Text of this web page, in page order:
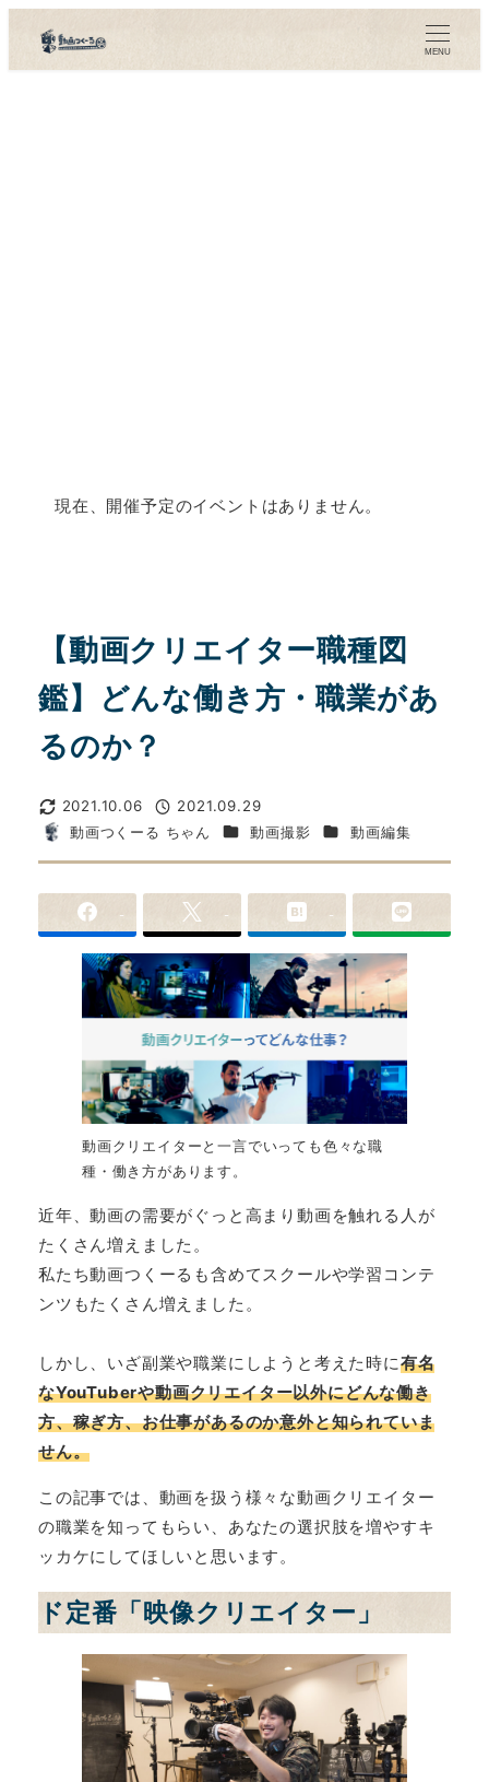
MENU
現在、開催予定のイベントはありません。
【動画クリエイター職種図
鑑】どんな働き方・職業があ
るのか？
更新日
2021.10.06
投稿日
2021.09.29
著
者
動画つくーる ちゃん カテゴリー
動画撮影 カテゴリー
動画編集
- - -
動画クリエイターと一言でいっても色々な職
種・働き方があります。
近年、動画の需要がぐっと高まり動画を触れる人が
たくさん増えました。
私たち動画つくーるも含めてスクールや学習コンテ
ンツもたくさん増えました。
しかし、いざ副業や職業にしようと考えた時に有名
なYouTuberや動画クリエイター以外にどんな働き
方、稼ぎ方、お仕事があるのか意外と知られていま
せん。
この記事では、動画を扱う様々な動画クリエイター
の職業を知ってもらい、あなたの選択肢を増やすキ
ッカケにしてほしいと思います。
ド定番「映像クリエイター」